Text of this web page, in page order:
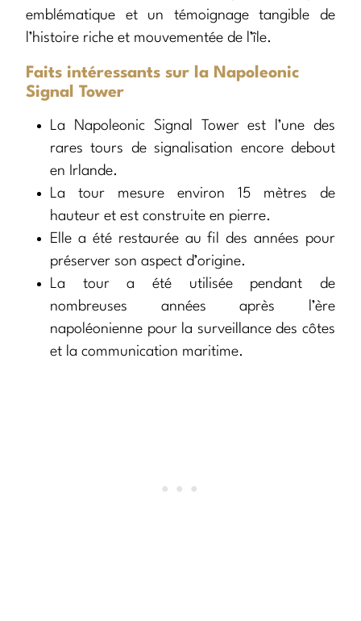
emblématique et un témoignage tangible de
l’histoire riche et mouvementée de l’île.
Faits intéressants sur la Napoleonic
Signal Tower
La Napoleonic Signal Tower est l’une des
rares tours de signalisation encore debout
en Irlande.
La tour mesure environ 15 mètres de
hauteur et est construite en pierre.
Elle a été restaurée au fil des années pour
préserver son aspect d’origine.
La tour a été utilisée pendant de
nombreuses années après l’ère
napoléonienne pour la surveillance des côtes
et la communication maritime.